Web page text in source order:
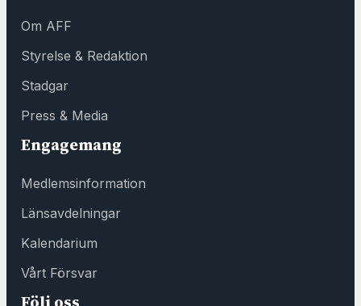
Om AFF
Styrelse & Redaktion
Stadgar
Press & Media
Engagemang
Medlemsinformation
Länsavdelningar
Kalendarium
Vårt Försvar